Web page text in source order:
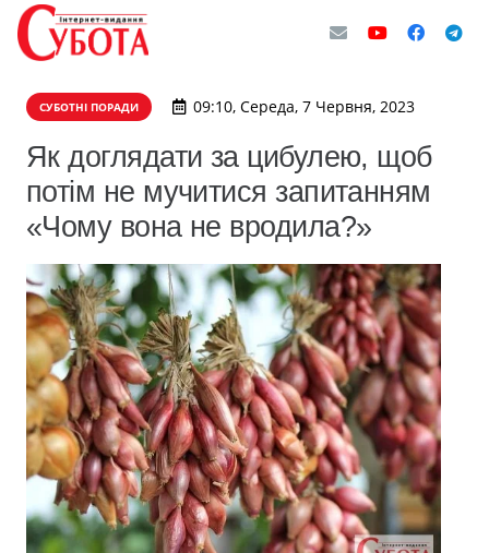
СУБОТНІ ПОРАДИ 09:10, Середа, 7 Червня, 2023
Як доглядати за цибулею, щоб
потім не мучитися запитанням
«Чому вона не вродила?»